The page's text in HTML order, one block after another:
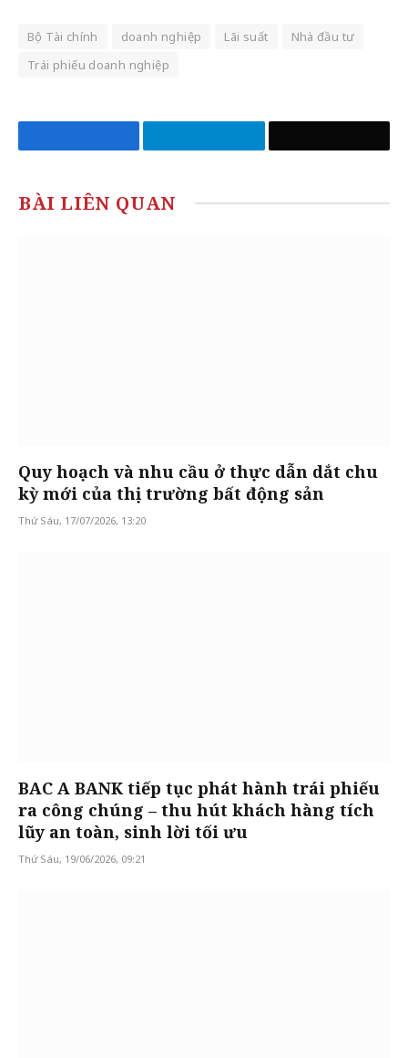
Bộ Tài chính doanh nghiệp Lãi suất
Nhà đầu tư
Trái phiếu doanh nghiệp
BÀI LIÊN QUAN
Quy hoạch và nhu cầu ở thực dẫn dắt chu
kỳ mới của thị trường bất động sản
Thứ Sáu, 17/07/2026, 13:20
BAC A BANK tiếp tục phát hành trái phiếu
ra công chúng – thu hút khách hàng tích
lũy an toàn, sinh lời tối ưu
Thứ Sáu, 19/06/2026, 09:21